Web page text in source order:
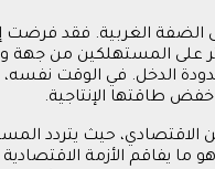
الضفة الغربية. فقد
على المستهلكين من جهة
الدخل. في الوقت
طاقتها الإنتاجية.
حيث يتردد
وهو ما يفاقم الأزمة